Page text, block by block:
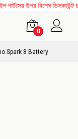
উপর বিশেষ ডিসকাউন্ট
0
Spark 8 Battery